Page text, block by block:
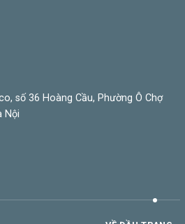
số 36 Hoàng Cầu, Phường Ô Chợ
Nội